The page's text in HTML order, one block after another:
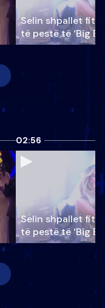
Selin shpallet
të pestë të ‘Big
02:56
Selin shpallet
të pestë të ‘Big